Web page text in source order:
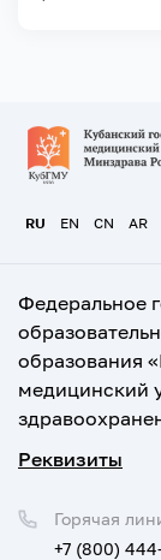
RU EN CN AR
Федеральное
образования
медицинский
Реквизиты
Горячая
+7 (800)